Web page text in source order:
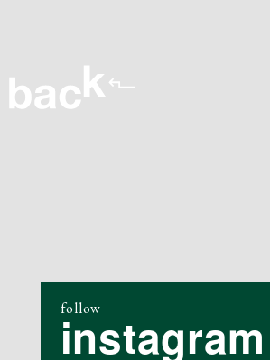
follow
instagram